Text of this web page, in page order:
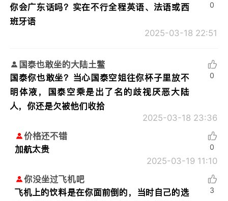
你会广东话吗？实在不行全程英语、法语或西
班牙语
2025-03-18 22:51
0
国泰也敢坐的大陆土鳖
国泰你也敢坐？当心国泰空姐往你杯子里放不
明体液，国泰空乘是出了名的歧视厌恶大陆
人，你还是欠被他们收拾
2025-03-18 23:36
0
价格还不错
加航太贵
2025-03-19 11:10
0
你没坐过飞机吧
飞机上的饮料是在你面前倒的，当时自己的选
3